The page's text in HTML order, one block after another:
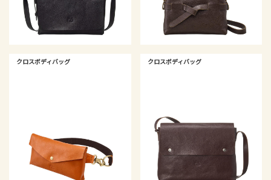
クロスボディバッグ クロスボディバッグ